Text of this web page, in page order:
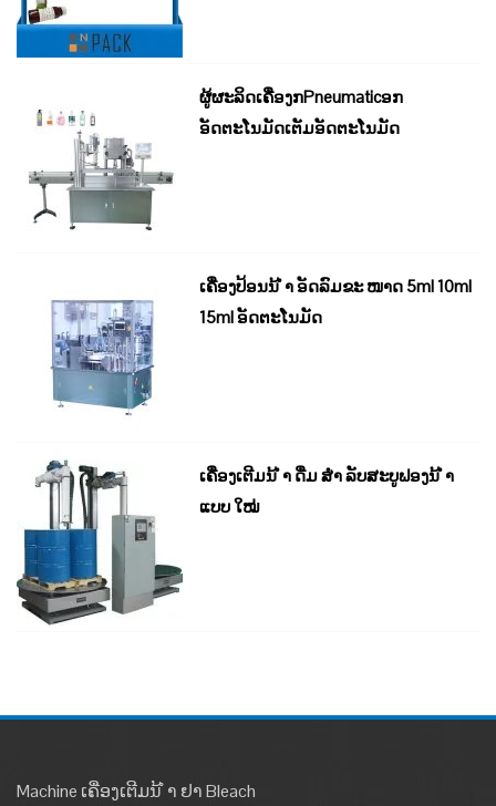
ຜູ້ຜະລິດເຄື່ອງກPneumaticອກ
ອັດຕະໂນມັດເຕັມອັດຕະໂນມັດ
ເຄື່ອງປ້ອນນ້ ຳ ອັດລົມຂະ ໜາດ 5ml 10ml
15ml ອັດຕະໂນມັດ
ເຄື່ອງເຕີມນ້ ຳ ດື່ມ ສຳ ລັບສະບູຟອງນ້ ຳ
ແບບ ໃໝ່
Machine ເຄື່ອງເຕີມນ້ ຳ ຢາ Bleach